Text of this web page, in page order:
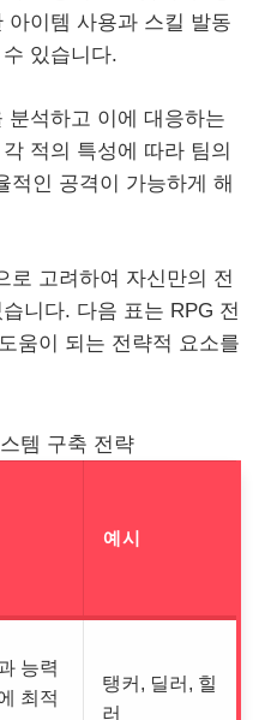
아이템 사용과 스킬 발동
있습니다.
분석하고 이에 대응하는
적의 특성에 따라 팀의
적인 공격이 가능하게 해
로 고려하여 자신만의 전
니다. 다음 표는 RPG 전
움이 되는 전략적 요소를
템 구축 전략
예시
능력
최적
탱커, 딜러, 힐
러